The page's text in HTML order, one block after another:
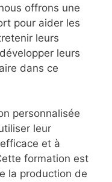
offrons une
pour aider les
leurs
leurs
dans ce
personnalisée
leur
et à
formation est
la production de